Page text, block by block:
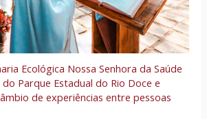
Ecológica Nossa Senhora da Saúde
Parque Estadual do Rio Doce e
de experiências entre pessoas